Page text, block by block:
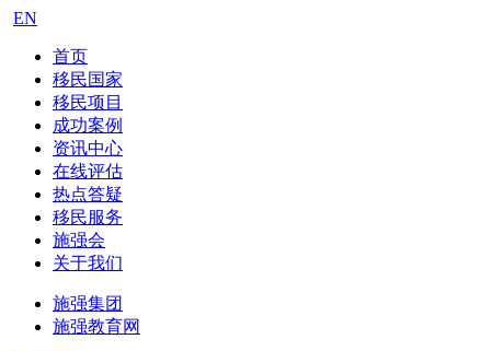
EN
首页
移民国家
移民项目
成功案例
资讯中心
在线评估
热点答疑
移民服务
施强会
关于我们
施强集团
施强教育网